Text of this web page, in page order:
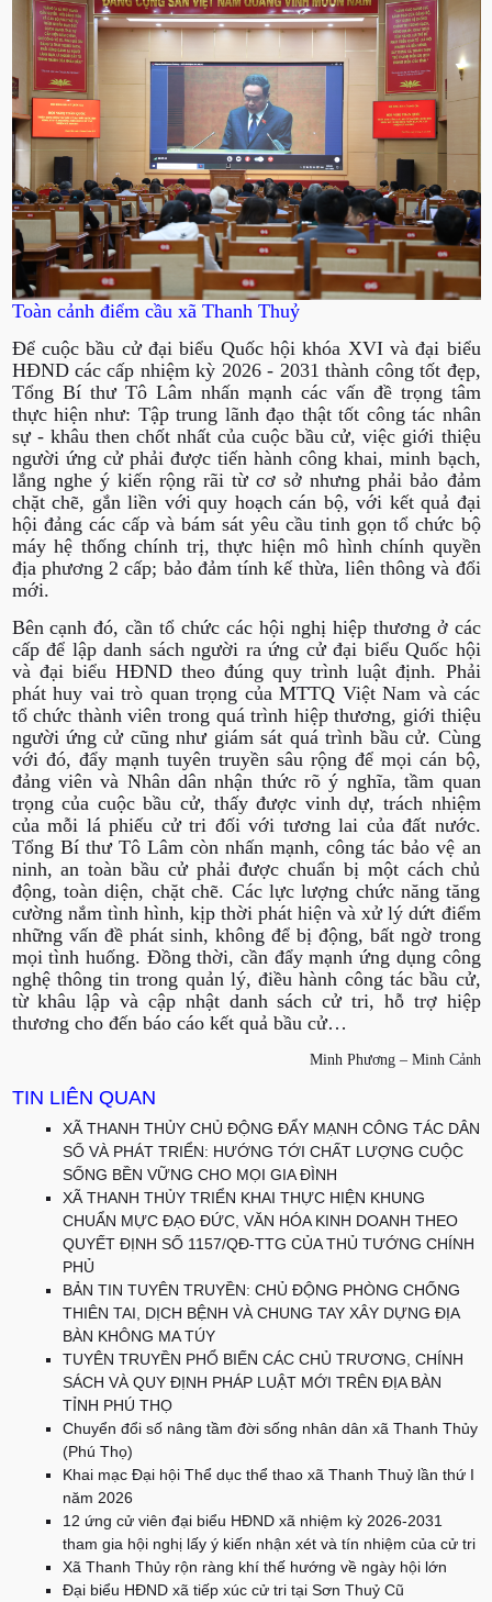
Toàn cảnh điểm cầu xã Thanh Thuỷ
Để cuộc bầu cử đại biểu Quốc hội khóa XVI và đại biểu
HĐND các cấp nhiệm kỳ 2026 - 2031 thành công tốt đẹp,
Tổng Bí thư Tô Lâm nhấn mạnh các vấn đề trọng tâm
thực hiện như: Tập trung lãnh đạo thật tốt công tác nhân
sự - khâu then chốt nhất của cuộc bầu cử, việc giới thiệu
người ứng cử phải được tiến hành công khai, minh bạch,
lắng nghe ý kiến rộng rãi từ cơ sở nhưng phải bảo đảm
chặt chẽ, gắn liền với quy hoạch cán bộ, với kết quả đại
hội đảng các cấp và bám sát yêu cầu tinh gọn tổ chức bộ
máy hệ thống chính trị, thực hiện mô hình chính quyền
địa phương 2 cấp; bảo đảm tính kế thừa, liên thông và đổi
mới.
Bên cạnh đó, cần tổ chức các hội nghị hiệp thương ở các
cấp để lập danh sách người ra ứng cử đại biểu Quốc hội
và đại biểu HĐND theo đúng quy trình luật định. Phải
phát huy vai trò quan trọng của MTTQ Việt Nam và các
tổ chức thành viên trong quá trình hiệp thương, giới thiệu
người ứng cử cũng như giám sát quá trình bầu cử. Cùng
với đó, đẩy mạnh tuyên truyền sâu rộng để mọi cán bộ,
đảng viên và Nhân dân nhận thức rõ ý nghĩa, tầm quan
trọng của cuộc bầu cử, thấy được vinh dự, trách nhiệm
của mỗi lá phiếu cử tri đối với tương lai của đất nước.
Tổng Bí thư Tô Lâm còn nhấn mạnh, công tác bảo vệ an
ninh, an toàn bầu cử phải được chuẩn bị một cách chủ
động, toàn diện, chặt chẽ. Các lực lượng chức năng tăng
cường nắm tình hình, kịp thời phát hiện và xử lý dứt điểm
những vấn đề phát sinh, không để bị động, bất ngờ trong
mọi tình huống. Đồng thời, cần đẩy mạnh ứng dụng công
nghệ thông tin trong quản lý, điều hành công tác bầu cử,
từ khâu lập và cập nhật danh sách cử tri, hỗ trợ hiệp
thương cho đến báo cáo kết quả bầu cử…
Minh Phương – Minh Cảnh
TIN LIÊN QUAN
XÃ THANH THỦY CHỦ ĐỘNG ĐẨY MẠNH CÔNG TÁC DÂN
SỐ VÀ PHÁT TRIỂN: HƯỚNG TỚI CHẤT LƯỢNG CUỘC
SỐNG BỀN VỮNG CHO MỌI GIA ĐÌNH
XÃ THANH THỦY TRIỂN KHAI THỰC HIỆN KHUNG
CHUẨN MỰC ĐẠO ĐỨC, VĂN HÓA KINH DOANH THEO
QUYẾT ĐỊNH SỐ 1157/QĐ-TTG CỦA THỦ TƯỚNG CHÍNH
PHỦ
BẢN TIN TUYÊN TRUYỀN: CHỦ ĐỘNG PHÒNG CHỐNG
THIÊN TAI, DỊCH BỆNH VÀ CHUNG TAY XÂY DỰNG ĐỊA
BÀN KHÔNG MA TÚY
TUYÊN TRUYỀN PHỔ BIẾN CÁC CHỦ TRƯƠNG, CHÍNH
SÁCH VÀ QUY ĐỊNH PHÁP LUẬT MỚI TRÊN ĐỊA BÀN
TỈNH PHÚ THỌ
Chuyển đổi số nâng tầm đời sống nhân dân xã Thanh Thủy
(Phú Thọ)
Khai mạc Đại hội Thể dục thể thao xã Thanh Thuỷ lần thứ I
năm 2026
12 ứng cử viên đại biểu HĐND xã nhiệm kỳ 2026-2031
tham gia hội nghị lấy ý kiến nhận xét và tín nhiệm của cử tri
Xã Thanh Thủy rộn ràng khí thế hướng về ngày hội lớn
Đại biểu HĐND xã tiếp xúc cử tri tại Sơn Thuỷ Cũ